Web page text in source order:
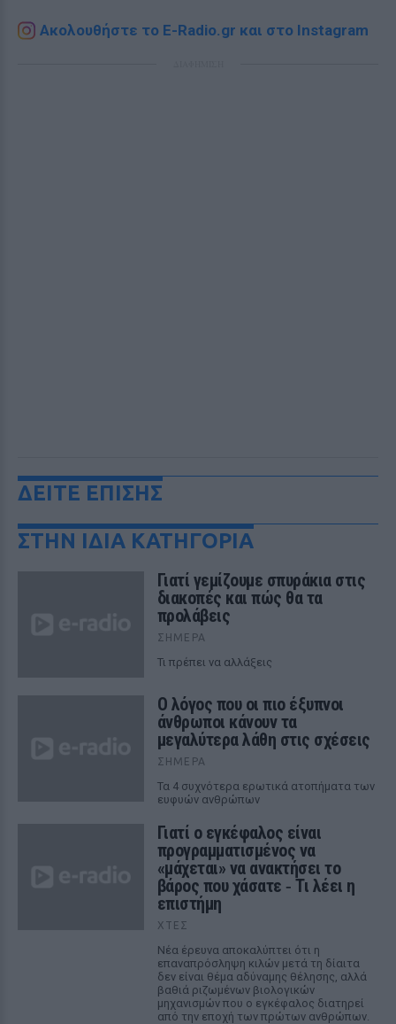
Ακολουθήστε το E-Radio.gr και στο Instagram
ΔΕΙΤΕ ΕΠΙΣΗΣ
ΣΤΗΝ ΙΔΙΑ ΚΑΤΗΓΟΡΙΑ
Γιατί γεμίζουμε σπυράκια στις
διακοπές και πώς θα τα
προλάβεις
ΣΉΜΕΡΑ
Τι πρέπει να αλλάξεις
Ο λόγος που οι πιο έξυπνοι
άνθρωποι κάνουν τα
μεγαλύτερα λάθη στις σχέσεις
ΣΉΜΕΡΑ
Τα 4 συχνότερα ερωτικά ατοπήματα των
ευφυών ανθρώπων
Γιατί ο εγκέφαλος είναι
προγραμματισμένος να
«μάχεται» να ανακτήσει το
βάρος που χάσατε ‑ Τι λέει η
επιστήμη
ΧΤΕΣ
Νέα έρευνα αποκαλύπτει ότι η
επαναπρόσληψη κιλών μετά τη δίαιτα
δεν είναι θέμα αδύναμης θέλησης, αλλά
βαθιά ριζωμένων βιολογικών
μηχανισμών που ο εγκέφαλος διατηρεί
από την εποχή των πρώτων ανθρώπων.